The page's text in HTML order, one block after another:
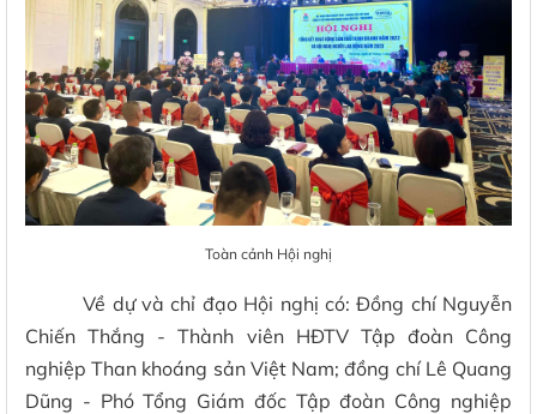
Toàn cảnh Hội nghị
Về dự và chỉ đạo Hội nghị có: Đồng chí Nguyễn
Chiến Thắng - Thành viên HĐTV Tập đoàn Công
nghiệp Than khoáng sản Việt Nam; đồng chí Lê Quang
Dũng - Phó Tổng Giám đốc Tập đoàn Công nghiệp